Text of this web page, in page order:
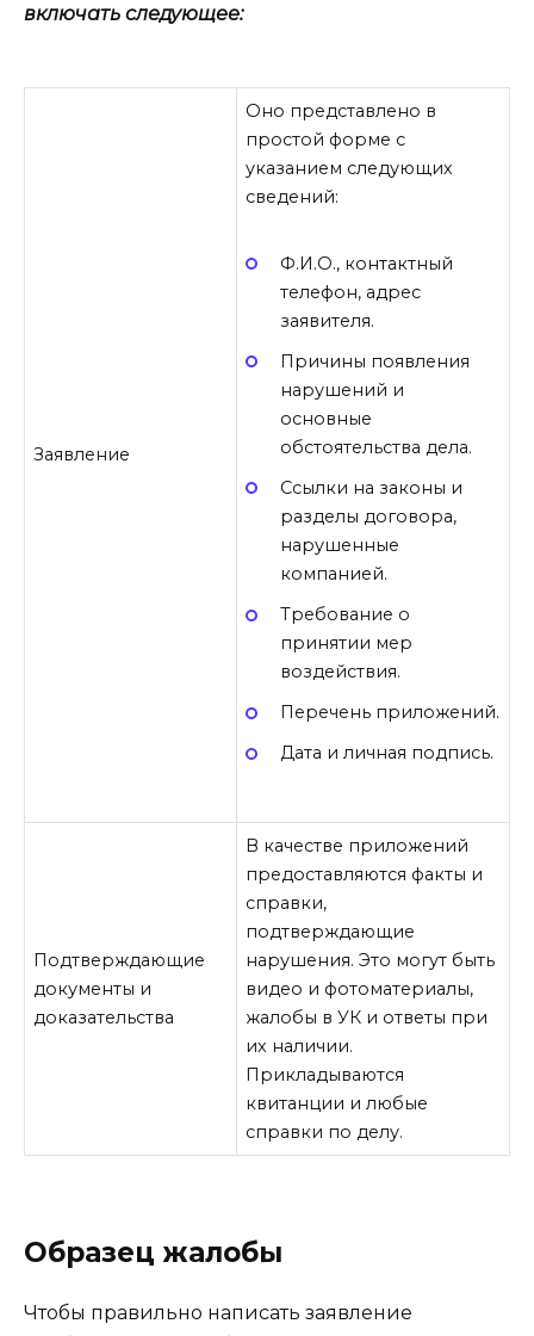
включать следующее:
Заявление
Оно представлено в
простой форме с
указанием следующих
сведений:
Ф.И.О., контактный
телефон, адрес
заявителя.
Причины появления
нарушений и
основные
обстоятельства дела.
Ссылки на законы и
разделы договора,
нарушенные
компанией.
Требование о
принятии мер
воздействия.
Перечень приложений.
Дата и личная подпись.
Подтверждающие
документы и
доказательства
В качестве приложений
предоставляются факты и
справки,
подтверждающие
нарушения. Это могут быть
видео и фотоматериалы,
жалобы в УК и ответы при
их наличии.
Прикладываются
квитанции и любые
справки по делу.
Образец жалобы
Чтобы правильно написать заявление